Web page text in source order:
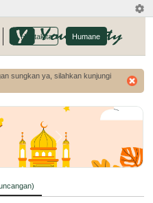
Hostakita Humane
sungkan ya, silahkan kunjungi